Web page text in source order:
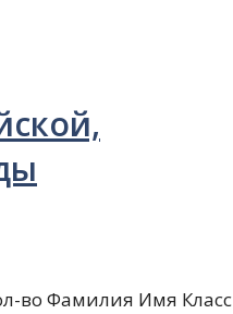
во Фамилия Имя Класс